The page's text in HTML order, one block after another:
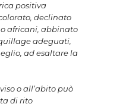
positiva
declinato
africani, abbinato
adeguati,
ad esaltare la
o all’abito può
di rito